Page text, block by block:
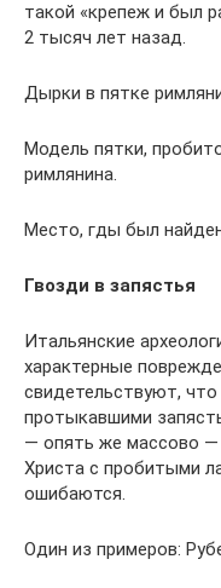
такой «крепеж и был
2 тысяч лет назад.
Дырки в пятке
Модель пятки,
римлянина.
Место, гды был
Гвозди в запястья
Итальянские
характерные
свидетельствуют,
протыкавшими
— опять же массово
Христа с пробитыми
ошибаются.
Один из примеров: